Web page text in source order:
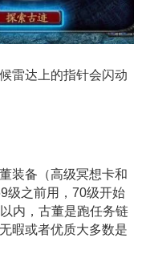
达上的指针会闪动
备（高级冥想卡和
级之前用，70级开始
内，古董是跑任务链
暇或者优质大多数是